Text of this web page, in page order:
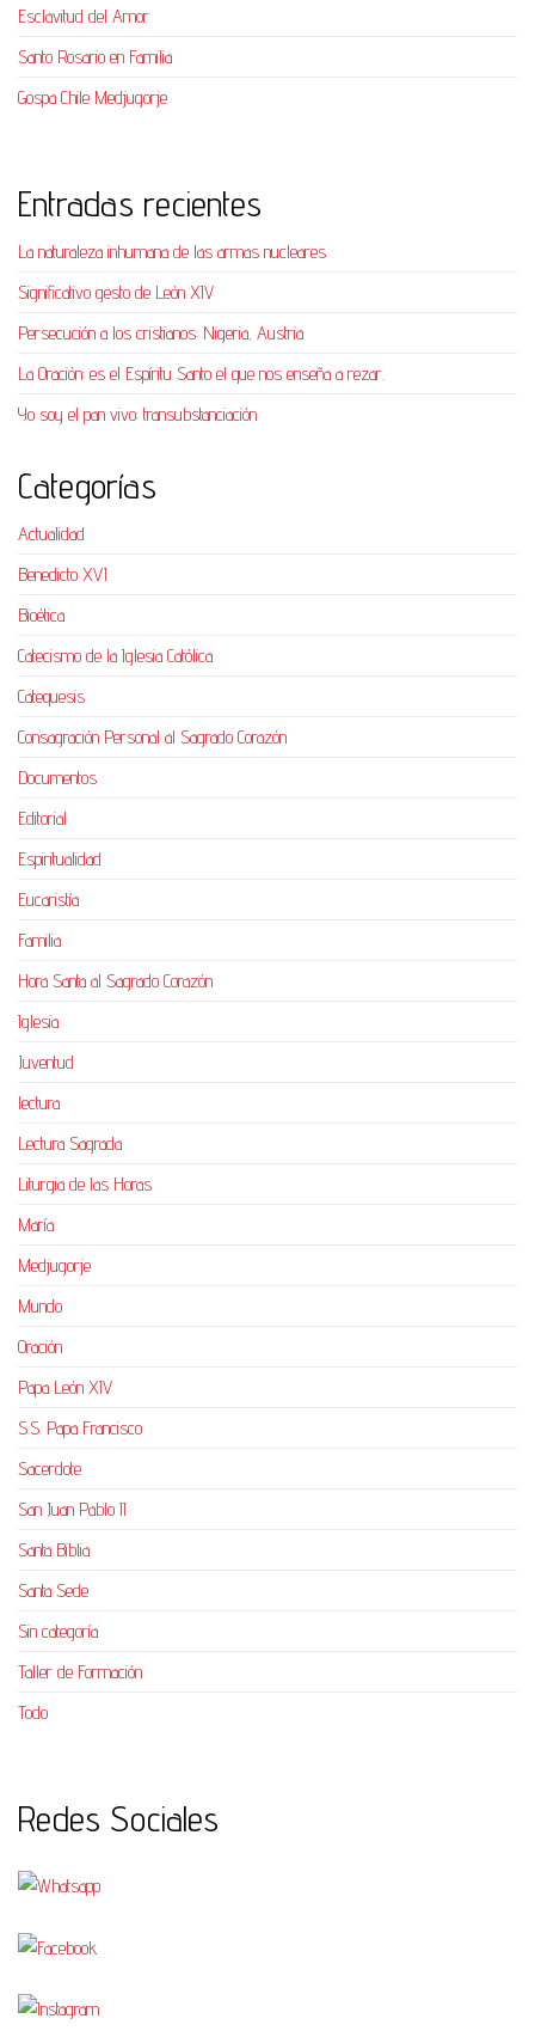
Esclavitud del Amor
Santo Rosario en Familia
Gospa Chile Medjugorje
Entradas recientes
La naturaleza inhumana de las armas nucleares
Significativo gesto de León XIV
Persecución a los cristianos: Nigeria, Austria
La Oración: es el Espíritu Santo el que nos enseña a rezar.
Yo soy el pan vivo: transubstanciación
Categorías
Actualidad
Benedicto XVI
Bioética
Catecismo de la Iglesia Católica
Catequesis
Consagración Personal al Sagrado Corazón
Documentos
Editorial
Espiritualidad
Eucaristía
Familia
Hora Santa al Sagrado Corazón
Iglesia
Juventud
lectura
Lectura Sagrada
Liturgia de las Horas
María
Medjugorje
Mundo
Oración
Papa León XIV
S.S. Papa Francisco
Sacerdote
San Juan Pablo II
Santa Biblia
Santa Sede
Sin categoría
Taller de Formación
Todo
Redes Sociales